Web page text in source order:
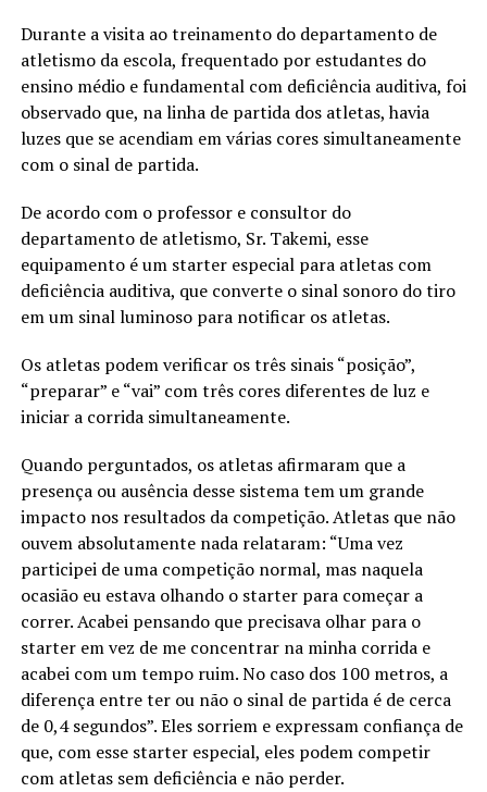
Durante a visita ao treinamento do departamento de
atletismo da escola, frequentado por estudantes do
ensino médio e fundamental com deficiência auditiva, foi
observado que, na linha de partida dos atletas, havia
luzes que se acendiam em várias cores simultaneamente
com o sinal de partida.
De acordo com o professor e consultor do
departamento de atletismo, Sr. Takemi, esse
equipamento é um starter especial para atletas com
deficiência auditiva, que converte o sinal sonoro do tiro
em um sinal luminoso para notificar os atletas.
Os atletas podem verificar os três sinais “posição”,
“preparar” e “vai” com três cores diferentes de luz e
iniciar a corrida simultaneamente.
Quando perguntados, os atletas afirmaram que a
presença ou ausência desse sistema tem um grande
impacto nos resultados da competição. Atletas que não
ouvem absolutamente nada relataram: “Uma vez
participei de uma competição normal, mas naquela
ocasião eu estava olhando o starter para começar a
correr. Acabei pensando que precisava olhar para o
starter em vez de me concentrar na minha corrida e
acabei com um tempo ruim. No caso dos 100 metros, a
diferença entre ter ou não o sinal de partida é de cerca
de 0,4 segundos”. Eles sorriem e expressam confiança de
que, com esse starter especial, eles podem competir
com atletas sem deficiência e não perder.